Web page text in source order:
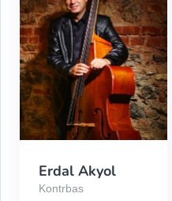
Erdal Akyol
Kontrbas